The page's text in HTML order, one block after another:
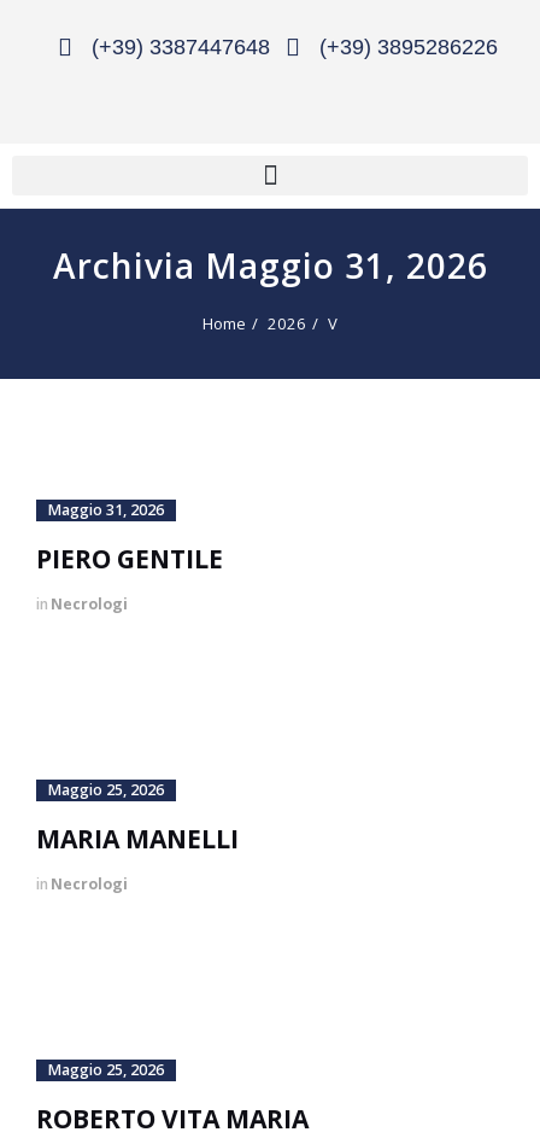
(+39) 3387447648 (+39) 3895286226
Archivia Maggio 31, 2026
Home 2026 V
Maggio 31, 2026
PIERO GENTILE
in Necrologi
Maggio 25, 2026
MARIA MANELLI
in Necrologi
Maggio 25, 2026
ROBERTO VITA MARIA